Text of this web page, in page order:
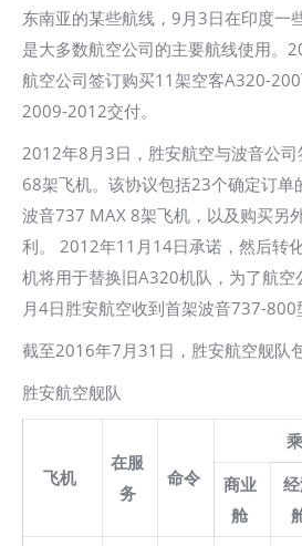
东南亚的某些航线，9月3日在印度一
是大多数航空公司的主要航线使用。
航空公司签订购买11架空客A320-
2009-2012交付。
2012年8月3日，胜安航空与波音公
68架飞机。该协议包括23个确定订
波音737 MAX 8架飞机，以及购买另
利。 2012年11月14日承诺，然后转
机将用于替换旧A320机队，为了航
月4日胜安航空收到首架波音737-800
截至2016年7月31日，胜安航空舰队
胜安航空舰队
飞机
在服
务
命令
商业
舱